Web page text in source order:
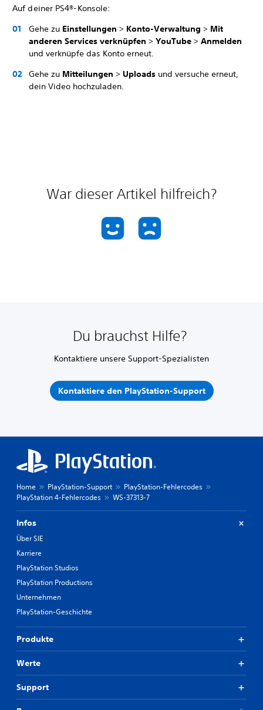
Auf deiner PS4®-Konsole:
Gehe zu Einstellungen > Konto-Verwaltung > Mit
anderen Services verknüpfen > YouTube > Anmelden
und verknüpfe das Konto erneut.
Gehe zu Mitteilungen > Uploads und versuche erneut,
dein Video hochzuladen.
War dieser Artikel hilfreich?
Du brauchst Hilfe?
Kontaktiere unsere Support-Spezialisten
Kontaktiere den PlayStation-Support
Home PlayStation-Support
PlayStation-Fehlercodes
PlayStation 4-Fehlercodes
WS-37313-7
Infos
Über SIE
Karriere
PlayStation Studios
PlayStation Productions
Unternehmen
PlayStation-Geschichte
Produkte
Werte
Support